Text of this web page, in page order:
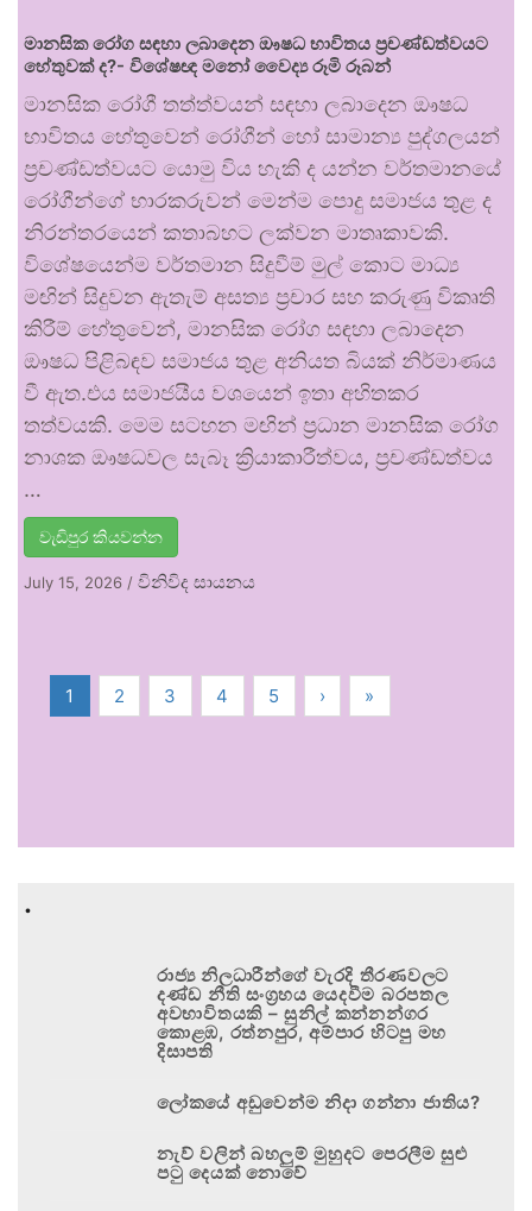
මානසික රෝග සඳහා ලබාදෙන ඖෂධ භාවිතය ප්‍රචණ්ඩත්වයට
හේතුවක් ද?- විශේෂඥ මනෝ වෛද්‍ය රූමි රූබන්
මානසික රෝගී තත්ත්වයන් සඳහා ලබාදෙන ඖෂධ
භාවිතය හේතුවෙන් රෝගීන් හෝ සාමාන්‍ය පුද්ගලයන්
ප්‍රචණ්ඩත්වයට යොමු විය හැකි ද යන්න වර්තමානයේ
රෝගීන්ගේ භාරකරුවන් මෙන්ම පොදු සමාජය තුළ ද
නිරන්තරයෙන් කතාබහට ලක්වන මාතෘකාවකි.
විශේෂයෙන්ම වර්තමාන සිදුවීම් මුල් කොට මාධ්‍ය
මඟින් සිදුවන ඇතැම් අසත්‍ය ප්‍රචාර සහ කරුණු විකෘති
කිරීම් හේතුවෙන්, මානසික රෝග සඳහා ලබාදෙන
ඖෂධ පිළිබඳව සමාජය තුළ අනියත බියක් නිර්මාණය
වී ඇත.එය සමාජයීය වශයෙන් ඉතා අහිතකර
තත්වයකි. මෙම සටහන මඟින් ප්‍රධාන මානසික රෝග
නාශක ඖෂධවල සැබෑ ක්‍රියාකාරීත්වය, ප්‍රචණ්ඩත්වය
…
වැඩිපුර කියවන්න
July 15, 2026 / විනිවිද සායනය
1 2 3 4 5 › »
.
රාජ්‍ය නිලධාරීන්ගේ වැරදි තීරණවලට
දණ්ඩ නීති සංග්‍රහය යෙදවීම බරපතල
අවභාවිතයකි – සුනිල් කන්නන්ගර
කොළඹ, රත්නපුර, අම්පාර හිටපු මහ
දිසාපති
ලෝකයේ අඩුවෙන්ම නිදා ගන්නා ජාතිය?
නැව් වලින් බහලුම් මුහුදට පෙරලීම සුළු
පටු දෙයක් නොවේ